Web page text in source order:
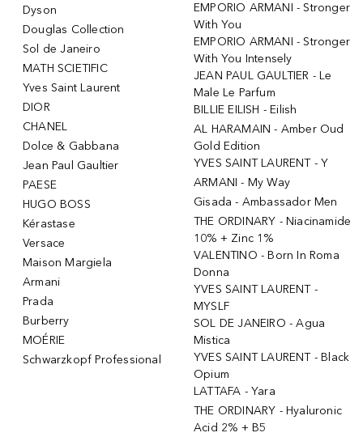
Dyson
Douglas Collection
Sol de Janeiro
MATH SCIETIFIC
Yves Saint Laurent
DIOR
CHANEL
Dolce & Gabbana
Jean Paul Gaultier
PAESE
HUGO BOSS
Kérastase
Versace
Maison Margiela
Armani
Prada
Burberry
MOÉRIE
Schwarzkopf Professional
EMPORIO ARMANI - Stronger
With You
EMPORIO ARMANI - Stronger
With You Intensely
JEAN PAUL GAULTIER - Le
Male Le Parfum
BILLIE EILISH - Eilish
AL HARAMAIN - Amber Oud
Gold Edition
YVES SAINT LAURENT - Y
ARMANI - My Way
Gisada - Ambassador Men
THE ORDINARY - Niacinamide
10% + Zinc 1%
VALENTINO - Born In Roma
Donna
YVES SAINT LAURENT -
MYSLF
SOL DE JANEIRO - Agua
Mistica
YVES SAINT LAURENT - Black
Opium
LATTAFA - Yara
THE ORDINARY - Hyaluronic
Acid 2% + B5